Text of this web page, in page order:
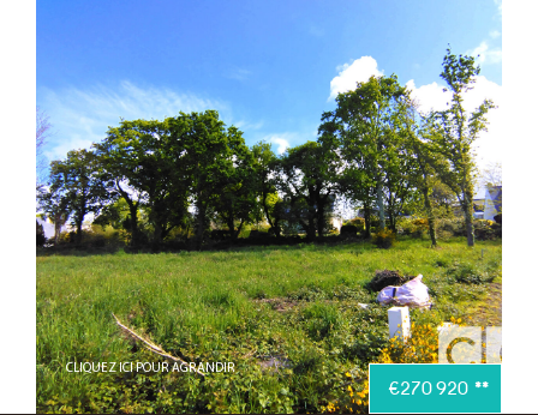
CLIQUEZ ICI POUR AGRANDIR
€270 920 **